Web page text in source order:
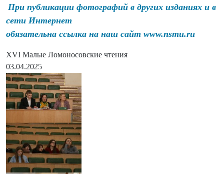
При публикации фотографий в других изданиях и в
сети Интернет
обязательна ссылка на наш сайт www.nsmu.ru
XVI Малые Ломоносовские чтения
03.04.2025